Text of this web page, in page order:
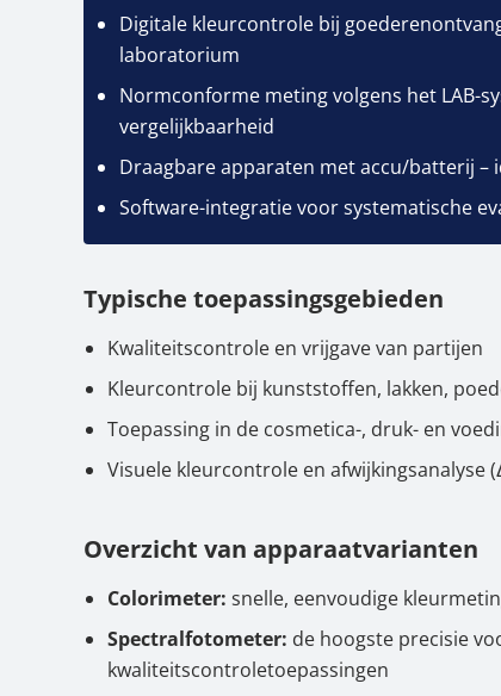
Digitale kleurcontrole bij
laboratorium
Normconforme meting volgens het LAB-
vergelijkbaarheid
Draagbare apparaten met accu/batterij –
Software-integratie voor systematische
Typische toepassingsgebieden
Kwaliteitscontrole en vrijgave van partijen
Kleurcontrole bij kunststoffen, lakken,
Toepassing in de cosmetica-, druk- en
Visuele kleurcontrole en afwijkingsanalyse
Overzicht van apparaatvarianten
Colorimeter: snelle, eenvoudige
Spectralfotometer: de hoogste precisie
kwaliteitscontroletoepassingen